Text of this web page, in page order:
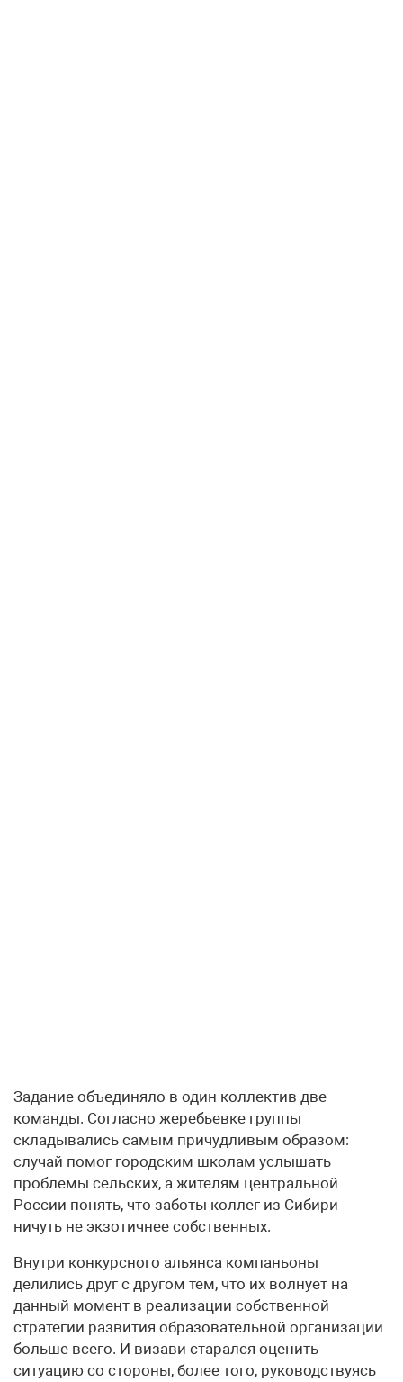
Задание объединяло в один коллектив две
команды. Согласно жеребьевке группы
складывались самым причудливым образом:
случай помог городским школам услышать
проблемы сельских, а жителям центральной
России понять, что заботы коллег из Сибири
ничуть не экзотичнее собственных.
Внутри конкурсного альянса компаньоны
делились друг с другом тем, что их волнует на
данный момент в реализации собственной
стратегии развития образовательной организации
больше всего. И визави старался оценить
ситуацию со стороны, более того, руководствуясь